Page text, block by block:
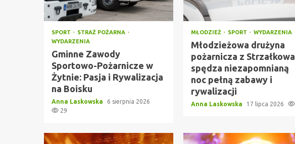
SPORT
STRAŻ POŻARNA
WYDARZENIA
Gminne Zawody
Sportowo-Pożarnicze w
Żytnie: Pasja i Rywalizacja
na Boisku
Anna Laskowska
6 sierpnia 2026
29
MŁODZIEŻ SPORT WYDARZENIA
Młodzieżowa drużyna
pożarnicza z Strzałkowa
spędza niezapomnianą
noc pełną zabawy i
rywalizacji
Anna Laskowska 17 lipca 2026